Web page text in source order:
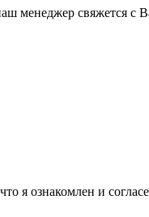
менеджер свяжется с
я ознакомлен и